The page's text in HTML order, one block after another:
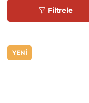
Filtrele
YENİ